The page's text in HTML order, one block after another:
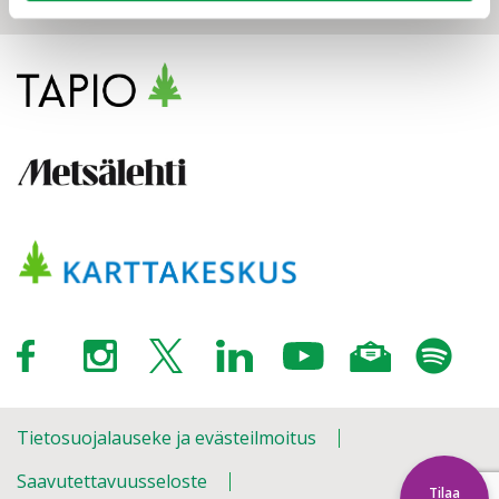
Tilaa
Tietosuojalauseke ja evästeilmoitus
Saavutettavuusseloste